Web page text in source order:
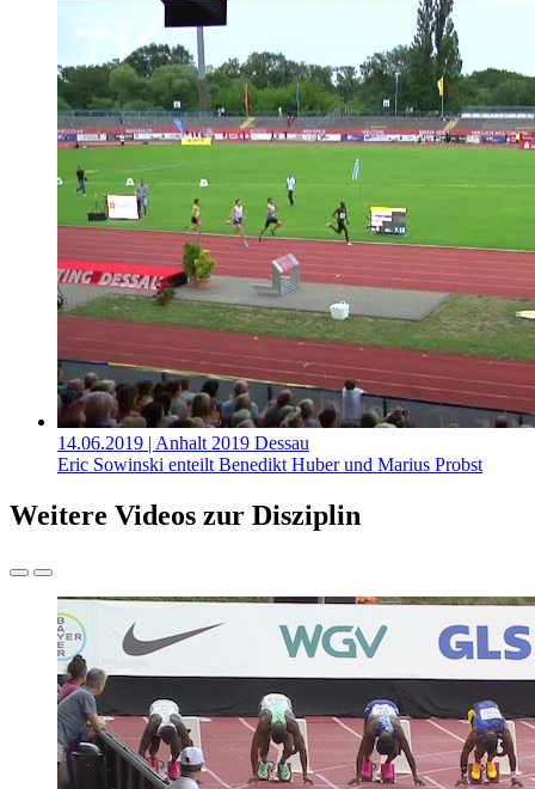
14.06.2019 | Anhalt 2019 Dessau
Eric Sowinski enteilt Benedikt Huber und Marius Probst
Weitere Videos zur Disziplin